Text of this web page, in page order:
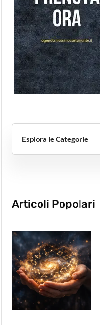
Esplora le Categorie
Articoli Popolari